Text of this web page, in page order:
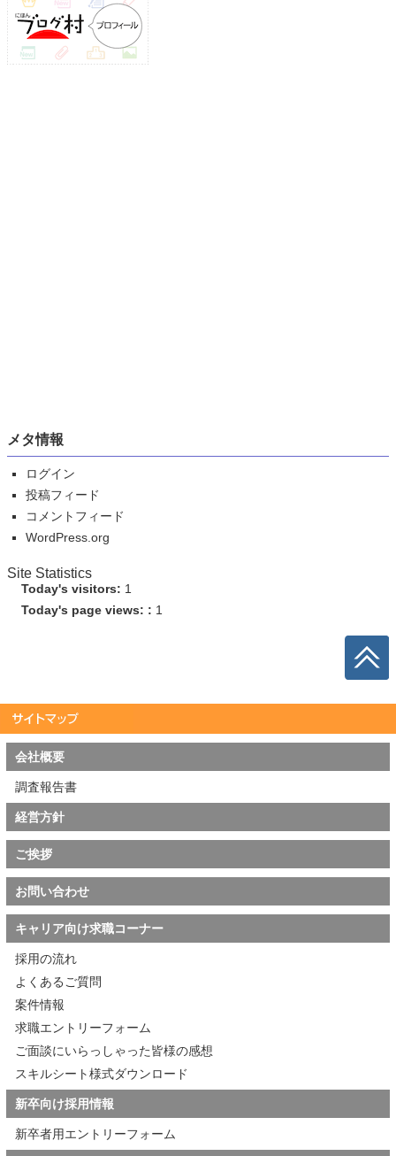
メタ情報
ログイン
投稿フィード
コメントフィード
WordPress.org
Site Statistics
Today's visitors: 1
Today's page views: : 1
会社概要
調査報告書
経営方針
ご挨拶
お問い合わせ
キャリア向け求職コーナー
採用の流れ
よくあるご質問
案件情報
求職エントリーフォーム
ご面談にいらっしゃった皆様の感想
スキルシート様式ダウンロード
新卒向け採用情報
新卒者用エントリーフォーム